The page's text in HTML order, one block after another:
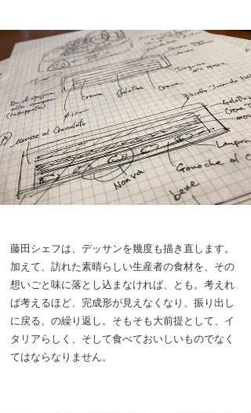
藤田シェフは、デッサンを幾度も描き直します。
加えて、訪れた素晴らしい生産者の食材を、その
想いごと味に落とし込まなければ、とも。考えれ
ば考えるほど、完成形が見えなくなり、振り出し
に戻る、の繰り返し。そもそも大前提として、イ
タリアらしく、そして食べておいしいものでなく
てはならなりません。